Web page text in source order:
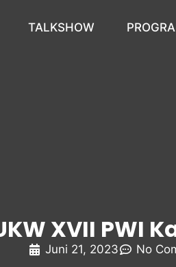
TALKSHOW
XVII PWI
Juni 21, 2023 No